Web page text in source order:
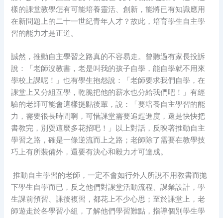
樣的課堂教學怎有可能培養靈活、創新，能將已有知識應用
在新問題上的二十一世紀青年人才？故此，培育學生自主學
習的能力才是正道。
誠然，推動自主學習之路真的不容易走。曾聽過有家長投訴
說：「老師沒教書，老是叫我的孩子自學，能自學就不用來
學校上課呢！」也有學生抱怨說：「老師要求我們自學，在
課堂上又分組互學，乾脆把他的薪水也分給我們吧！」有經
驗的老師可能會這樣提點後輩，說：「要培養自主學習的能
力，需要很長時間啊，可惜課堂需要追趕進度，還是快快把
書教完，別耍這麼多花招吧！」以上對話，反映著推動自主
學習之路，確是一條逆流而上之路；老師除了需要在教學技
巧上有所裝備外，還要有決心和毅力才可達成。
推動自主學習的老師，一定不會如行外人所說不用教書而拋
下學生自學而已，反之他們對課堂活動流程、課業設計，學
生課前預習、課後複習，都花上不少心思；至於課堂上，老
師遊走於各學習小組，了解他們學習難點，指導個別學生學